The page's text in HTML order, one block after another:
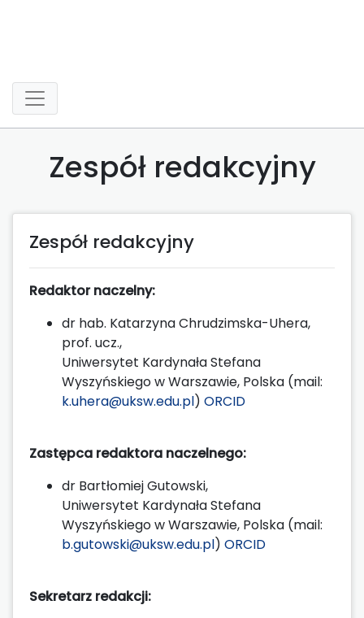
Zespół redakcyjny
Zespół redakcyjny
Redaktor naczelny:
dr hab. Katarzyna Chrudzimska-Uhera,
prof. ucz.,
Uniwersytet Kardynała Stefana
Wyszyńskiego w Warszawie, Polska (mail:
k.uhera@uksw.edu.pl) ORCID
Zastępca redaktora naczelnego:
dr Bartłomiej Gutowski,
Uniwersytet Kardynała Stefana
Wyszyńskiego w Warszawie, Polska (mail:
b.gutowski@uksw.edu.pl) ORCID
Sekretarz redakcji: